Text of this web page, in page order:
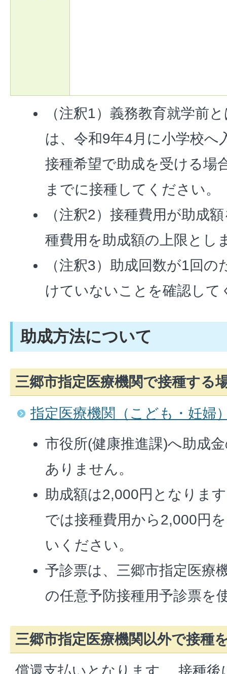
（注釈1）義務教育就学前
は、令和9年4月に小学校へ
接種希望で助成を受ける場
までに接種してください。
（注釈2）接種費用が助成
種費用を助成額の上限とし
（注釈3）助成回数が1回
けていないことを確認して
助成方法について
三郷市指定医療機関で接種する
指定医療機関（こども・妊婦
市役所(健康推進課)へ助成
ありません。
助成額は2,000円となりま
では接種費用から2,000円
いください。
予診票は、三郷市指定医療
の任意予防接種用予診票を
三郷市指定医療機関以外で接種
償還支払いとなります。 接種後